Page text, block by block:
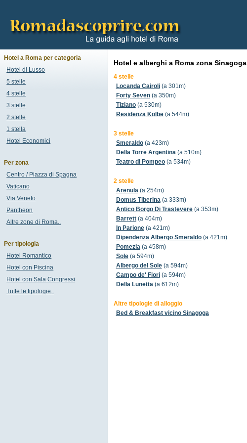
Hotel e alberghi a Roma zona Sinagoga
4 stelle
Locanda Cairoli(a 301m)
Forty Seven(a 350m)
Tiziano(a 530m)
Residenza Kolbe(a 544m)
3 stelle
Smeraldo(a 423m)
Della Torre Argentina(a 510m)
Teatro di Pompeo(a 534m)
2 stelle
Arenula(a 254m)
Domus Tiberina(a 333m)
Antico Borgo Di Trastevere(a 353m)
Barrett(a 404m)
In Parione(a 421m)
Dipendenza Albergo Smeraldo(a 421m)
Pomezia(a 458m)
Sole(a 594m)
Albergo del Sole(a 594m)
Campo de' Fiori(a 594m)
Della Lunetta(a 612m)
Altre tipologie di alloggio
Bed & Breakfast vicino Sinagoga
Hotel a Roma per categoria
Hotel di Lusso
5 stelle
4 stelle
3 stelle
2 stelle
1 stella
Hotel Economici
Per zona
Centro / Piazza di Spagna
Vaticano
Via Veneto
Pantheon
Altre zone di Roma..
Per tipologia
Hotel Romantico
Hotel con Piscina
Hotel con Sala Congressi
Tutte le tipologie..